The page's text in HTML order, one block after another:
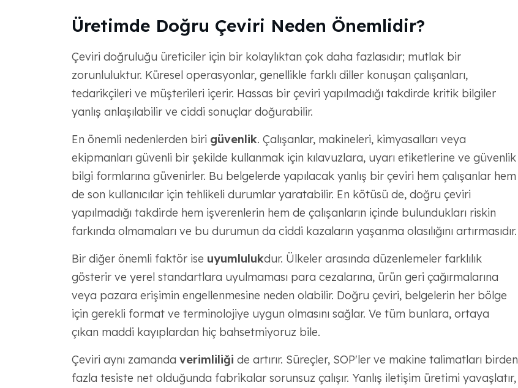
Üretimde Doğru Çeviri Neden Önemlidir?
Çeviri doğruluğu üreticiler için bir kolaylıktan çok daha fazlasıdır; mutlak bir
zorunluluktur. Küresel operasyonlar, genellikle farklı diller konuşan çalışanları,
tedarikçileri ve müşterileri içerir. Hassas bir çeviri yapılmadığı takdirde kritik bilgiler
yanlış anlaşılabilir ve ciddi sonuçlar doğurabilir.
En önemli nedenlerden biri güvenlik. Çalışanlar, makineleri, kimyasalları veya
ekipmanları güvenli bir şekilde kullanmak için kılavuzlara, uyarı etiketlerine ve güvenlik
bilgi formlarına güvenirler. Bu belgelerde yapılacak yanlış bir çeviri hem çalışanlar hem
de son kullanıcılar için tehlikeli durumlar yaratabilir. En kötüsü de, doğru çeviri
yapılmadığı takdirde hem işverenlerin hem de çalışanların içinde bulundukları riskin
farkında olmamaları ve bu durumun da ciddi kazaların yaşanma olasılığını artırmasıdır.
Bir diğer önemli faktör ise uyumlulukdur. Ülkeler arasında düzenlemeler farklılık
gösterir ve yerel standartlara uyulmaması para cezalarına, ürün geri çağırmalarına
veya pazara erişimin engellenmesine neden olabilir. Doğru çeviri, belgelerin her bölge
için gerekli format ve terminolojiye uygun olmasını sağlar. Ve tüm bunlara, ortaya
çıkan maddi kayıplardan hiç bahsetmiyoruz bile.
Çeviri aynı zamanda verimliliği de artırır. Süreçler, SOP'ler ve makine talimatları birden
fazla tesiste net olduğunda fabrikalar sorunsuz çalışır. Yanlış iletişim üretimi yavaşlatır,